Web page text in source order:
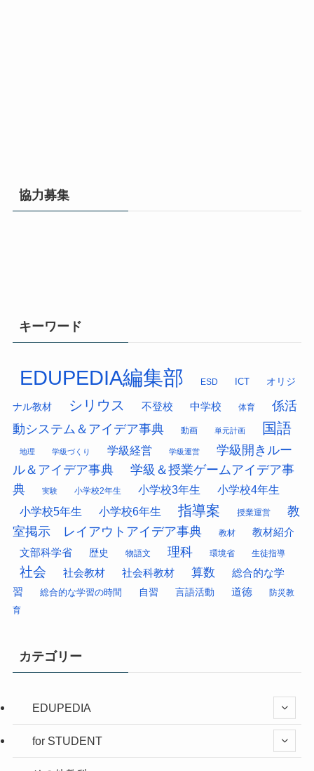
協力募集
キーワード
EDUPEDIA編集部 ESD ICT オリジ
ナル教材 シリウス 不登校 中学校 体育
係活
動システム＆アイデア事典
動画 単元計画 国語
地理 学級づくり 学級経営 学級運営
学級開きルー
ル＆アイデア事典
学級＆授業ゲームアイデア事
典
実験 小学校2年生 小学校3年生
小学校4年生
小学校5年生
小学校6年生 指導案 授業運営
教
室掲示 レイアウトアイデア事典
教材 教材紹介
文部科学省 歴史 物語文 理科 環境省 生徒指導
社会 社会教材 社会科教材 算数
総合的な学
習
総合的な学習の時間 自習 言語活動 道徳 防災教
育
カテゴリー
EDUPEDIA
for STUDENT